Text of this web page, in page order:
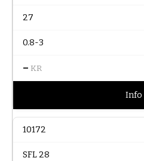
27
0.8-3
– KR
Info
10172
SFL 28